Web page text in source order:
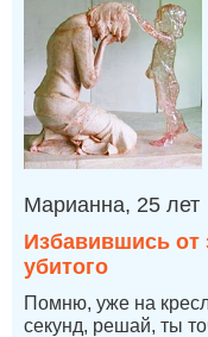
Марианна, 25 лет
Избавившись от
убитого
Помню, уже на
секунд, решай, ты